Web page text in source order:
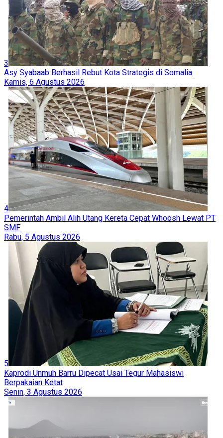
3
Asy Syabaab Berhasil Rebut Kota Strategis di Somalia
Kamis, 6 Agustus 2026
4
Pemerintah Ambil Alih Utang Kereta Cepat Whoosh Lewat PT
SMF
Rabu, 5 Agustus 2026
5
Kaprodi Unmuh Barru Dipecat Usai Tegur Mahasiswi
Berpakaian Ketat
Senin, 3 Agustus 2026